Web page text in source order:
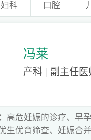
妇科 口腔
冯莱
产科 | 副主任医
高危妊娠的诊疗、早
生优育筛查、妊娠合